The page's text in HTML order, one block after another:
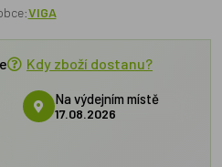
VIGA
Kdy zboží dostanu?
Na výdejním místě
17.08.2026